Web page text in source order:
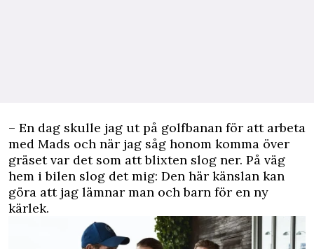
– En dag skulle jag ut på golfbanan för att arbeta
med Mads och när jag såg honom komma över
gräset var det som att blixten slog ner. På väg
hem i bilen slog det mig: Den här känslan kan
göra att jag lämnar man och barn för en ny
kärlek.